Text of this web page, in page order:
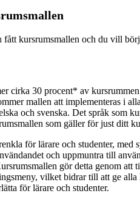
kursrumsmallen och du vill
cirka 30 procent* av
mallen att implementeras i
och svenska. Det språk som
som gäller för just ditt
för lärare och studenter, med
och uppmuntra till
gör detta genom att
vilket bidrar till att ge
för lärare och studenter.